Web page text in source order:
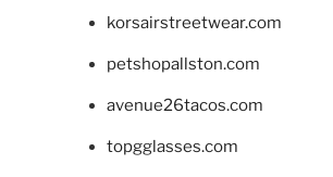
korsairstreetwear.com
petshopallston.com
avenue26tacos.com
topgglasses.com